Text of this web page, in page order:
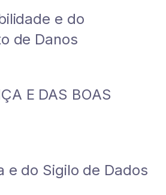
e do
de Danos
E DAS BOAS
e do Sigilo de Dados